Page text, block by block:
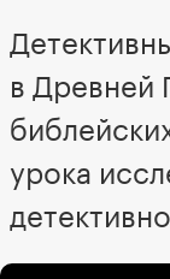
в Древней
урока